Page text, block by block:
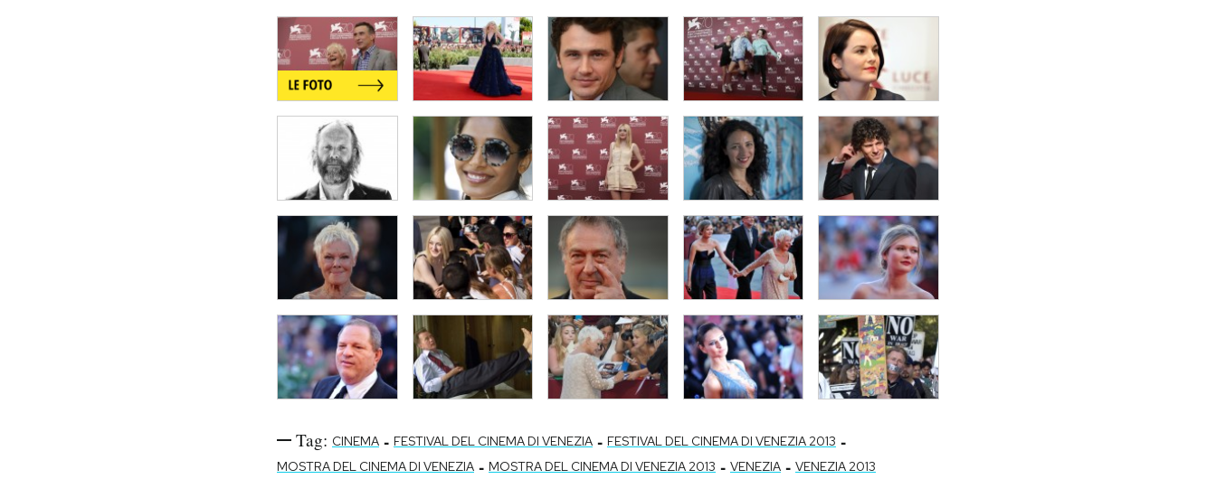
Tag: CINEMA - FESTIVAL DEL CINEMA DI VENEZIA - FESTIVAL DEL CINEMA DI VENEZIA 2013 -
MOSTRA DEL CINEMA DI VENEZIA - MOSTRA DEL CINEMA DI VENEZIA 2013 - VENEZIA - VENEZIA 2013